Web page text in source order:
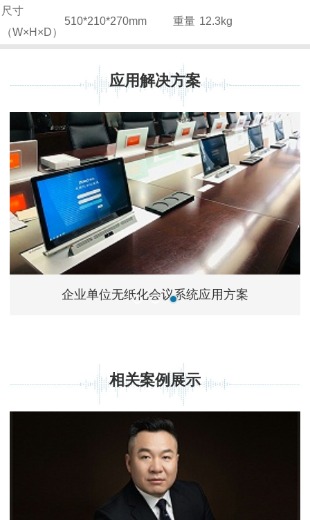
尺寸
（W×H×D）
510*210*270mm 重量 12.3kg
应用解决方案
企业单位无纸化会议系统应用方案
相关案例展示